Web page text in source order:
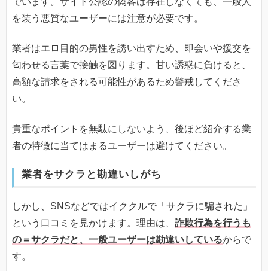
を装う悪質なユーザーには注意が必要です。
業者はエロ目的の男性を誘い出すため、即会いや援交を
匂わせる言葉で接触を図ります。甘い誘惑に負けると、
高額な請求をされる可能性があるため警戒してくださ
い。
貴重なポイントを無駄にしないよう、後ほど紹介する業
者の特徴に当てはまるユーザーは避けてください。
業者をサクラと勘違いしがち
しかし、SNSなどではイククルで「サクラに騙された」
という口コミを見かけます。理由は、 詐欺行為を行うも
の＝サクラだと、一般ユーザーは勘違いしているからで
す。